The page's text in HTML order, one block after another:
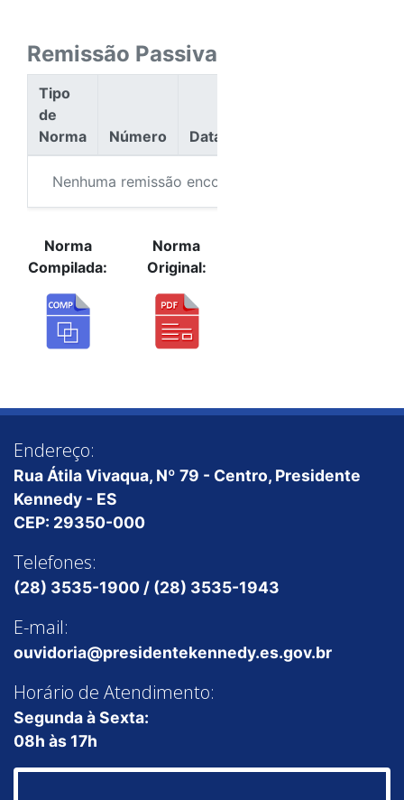
Remissão Passiva
Tipo
de
Norma
Número Data
Nenhuma remissão encontrada.
Norma
Compilada:
Norma
Original:
Endereço:
Rua Átila Vivaqua, Nº 79 - Centro, Presidente
Kennedy - ES
CEP: 29350-000
Telefones:
(28) 3535-1900 / (28) 3535-1943
E-mail:
ouvidoria@presidentekennedy.es.gov.br
Horário de Atendimento:
Segunda à Sexta:
08h às 17h